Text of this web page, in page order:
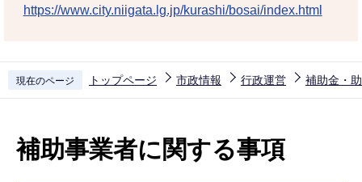
https://www.city.niigata.lg.jp/kurashi/bosai/index.html
現在のページ トップページ 市政情報 行政運営 補助金・
補助事業者に関する事項